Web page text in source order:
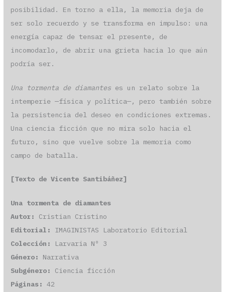
posibilidad. En torno a ella, la memoria deja de
ser solo recuerdo y se transforma en impulso: una
energía capaz de tensar el presente, de
incomodarlo, de abrir una grieta hacia lo que aún
podría ser.
Una tormenta de diamantes es un relato sobre la
intemperie —física y política—, pero también sobre
la persistencia del deseo en condiciones extremas.
Una ciencia ficción que no mira solo hacia el
futuro, sino que vuelve sobre la memoria como
campo de batalla.
[Texto de Vicente Santibáñez]
Una tormenta de diamantes
Autor:
Cristian Cristino
Editorial:
IMAGINISTAS Laboratorio Editorial
Colección:
Larvaria Nº 3
Género:
Narrativa
Subgénero:
Ciencia ficción
Páginas: 42